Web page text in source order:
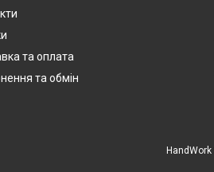
та оплата
та обмін